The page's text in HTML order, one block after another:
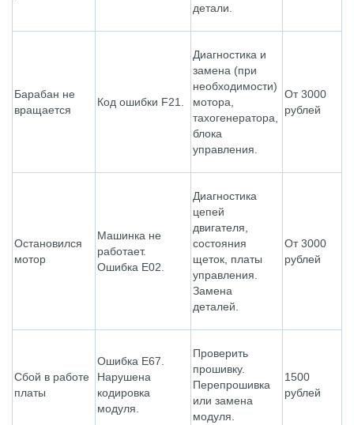
детали.
Барабан не
вращается
Код ошибки F21.
Диагностика и
замена (при
необходимости)
мотора,
тахогенератора,
блока
управления.
От 3000
рублей
Остановился
мотор
Машинка не
работает.
Ошибка E02.
Диагностика
цепей
двигателя,
состояния
щеток, платы
управления.
Замена
деталей.
От 3000
рублей
Сбой в работе
платы
Ошибка Е67.
Нарушена
кодировка
модуля.
Проверить
прошивку.
Перепрошивка
или замена
модуля.
1500
рублей